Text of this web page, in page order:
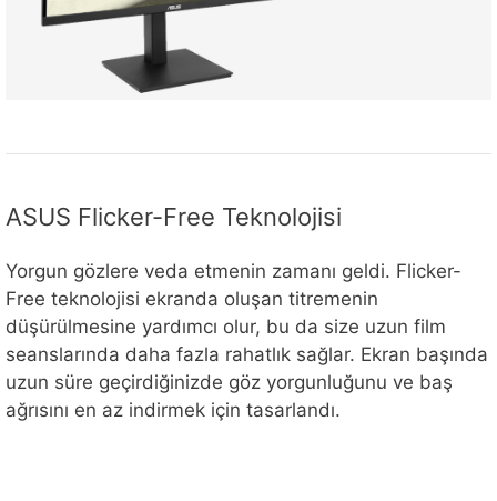
ASUS Flicker-Free Teknolojisi
Yorgun gözlere veda etmenin zamanı geldi. Flicker-
Free teknolojisi ekranda oluşan titremenin
düşürülmesine yardımcı olur, bu da size uzun film
seanslarında daha fazla rahatlık sağlar. Ekran başında
uzun süre geçirdiğinizde göz yorgunluğunu ve baş
ağrısını en az indirmek için tasarlandı.